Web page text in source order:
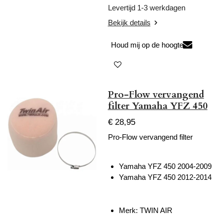
Levertijd 1-3 werkdagen
Bekijk details
Houd mij op de hoogte
Pro-Flow vervangend
filter Yamaha YFZ 450
€ 28,95
Pro-Flow vervangend filter
Yamaha YFZ 450 2004-2009
Yamaha YFZ 450 2012-2014
Merk: TWIN AIR